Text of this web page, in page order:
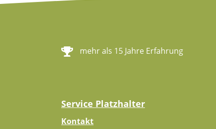
mehr als 15 Jahre Erfahrung
Service Platzhalter
Kontakt